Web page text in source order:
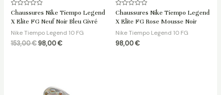
Note
sur
Chaussures Nike Tiempo Legend
X Elite FG Neuf Noir Bleu Givré
Nike Tiempo Legend 10 FG
153,00€ 98,00€
Note
sur
Chaussures Nike Tiempo Legend
X Elite FG Rose Mousse Noir
Nike Tiempo Legend 10 FG
98,00€